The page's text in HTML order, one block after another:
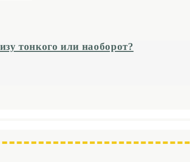
тонкого или наоборот?